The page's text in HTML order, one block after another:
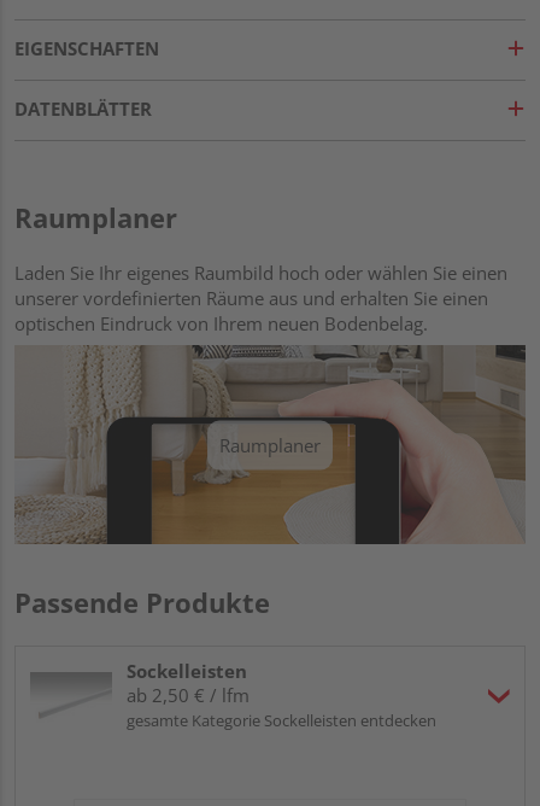
EIGENSCHAFTEN
DATENBLÄTTER
Raumplaner
Laden Sie Ihr eigenes Raumbild hoch oder wählen Sie einen
unserer vordefinierten Räume aus und erhalten Sie einen
optischen Eindruck von Ihrem neuen Bodenbelag.
Raumplaner
Passende Produkte
Sockelleisten
ab 2,50 € / lfm
gesamte Kategorie Sockelleisten entdecken